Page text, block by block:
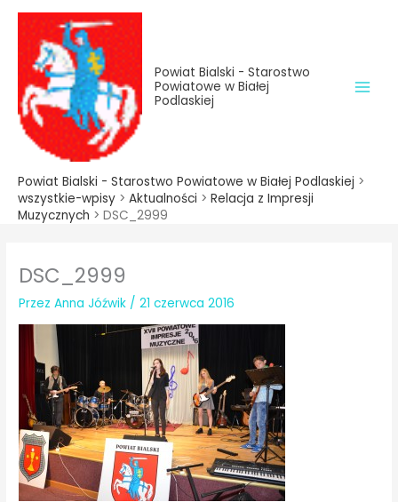
treści
Przejdź
treści
Powiat Bialski - Starostwo
Powiatowe w Białej
Podlaskiej
Powiat Bialski - Starostwo Powiatowe w Białej Podlaskiej >
wszystkie-wpisy > Aktualności > Relacja z Impresji
Muzycznych > DSC_2999
DSC_2999
PrzezAnna Jóźwik /21 czerwca 2016